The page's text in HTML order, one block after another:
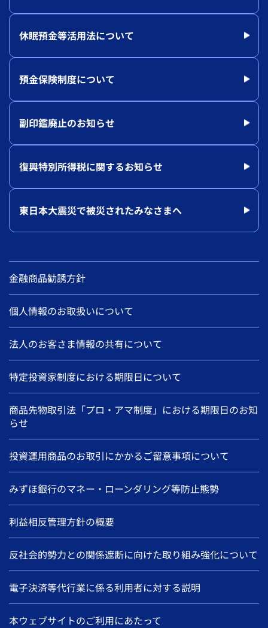
休眠預金等活用法について
預金保険制度について
副印鑑廃止のお知らせ
復興特別所得税に関するお知らせ
東日本大震災で被災されたみなさまへ
金融商品勧誘方針
個人情報のお取扱いについて
法人のお客さま情報の共有について
特定投資家制度における期限日について
商品先物取引法「プロ・アマ制度」における期限日のお知
らせ
投資運用商品のお取引にかかるご留意事項について
みずほ銀行のマネー・ローンダリング等防止態勢
利益相反管理方針の概要
反社会的勢力との関係遮断に向けた取り組み強化について
電子決済等代行業に係る利用者に対する説明
本ウェブサイトのご利用にあたって